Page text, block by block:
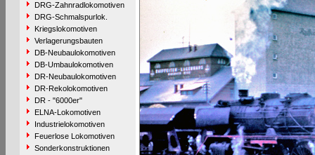
DRG-Zahnradlokomotiven
DRG-Schmalspurlok.
Kriegslokomotiven
Verlagerungsbauten
DB-Neubaulokomotiven
DB-Umbaulokomotiven
DR-Neubaulokomotiven
DR-Rekolokomotiven
DR - "6000er"
ELNA-Lokomotiven
Industrielokomotiven
Feuerlose Lokomotiven
Sonderkonstruktionen